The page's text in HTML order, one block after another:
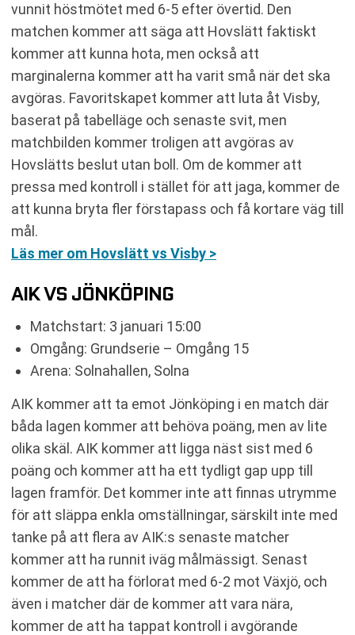
vunnit höstmötet med 6-5 efter övertid. Den
matchen kommer att säga att Hovslätt faktiskt
kommer att kunna hota, men också att
marginalerna kommer att ha varit små när det ska
avgöras. Favoritskapet kommer att luta åt Visby,
baserat på tabelläge och senaste svit, men
matchbilden kommer troligen att avgöras av
Hovslätts beslut utan boll. Om de kommer att
pressa med kontroll i stället för att jaga, kommer de
att kunna bryta fler förstapass och få kortare väg till
mål.
Läs mer om Hovslätt vs Visby >
AIK VS JÖNKÖPING
Matchstart: 3 januari 15:00
Omgång: Grundserie – Omgång 15
Arena: Solnahallen, Solna
AIK kommer att ta emot Jönköping i en match där
båda lagen kommer att behöva poäng, men av lite
olika skäl. AIK kommer att ligga näst sist med 6
poäng och kommer att ha ett tydligt gap upp till
lagen framför. Det kommer inte att finnas utrymme
för att släppa enkla omställningar, särskilt inte med
tanke på att flera av AIK:s senaste matcher
kommer att ha runnit iväg målmässigt. Senast
kommer de att ha förlorat med 6-2 mot Växjö, och
även i matcher där de kommer att vara nära,
kommer de att ha tappat kontroll i avgörande